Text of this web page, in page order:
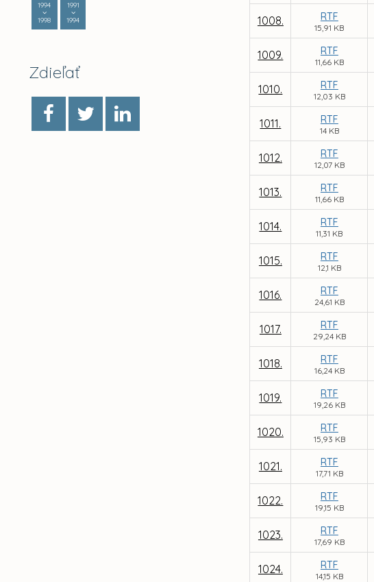
1994
1998
1991
1994
Zdieľať
1008. RTF
15,91 KB
1009. RTF
11,66 KB
1010. RTF
12,03 KB
1011. RTF
14 KB
1012. RTF
12,07 KB
1013. RTF
11,66 KB
1014. RTF
11,31 KB
1015. RTF
12,1 KB
1016. RTF
24,61 KB
1017. RTF
29,24 KB
1018. RTF
16,24 KB
1019. RTF
19,26 KB
1020. RTF
15,93 KB
1021. RTF
17,71 KB
1022. RTF
19,15 KB
1023. RTF
17,69 KB
1024. RTF
14,15 KB